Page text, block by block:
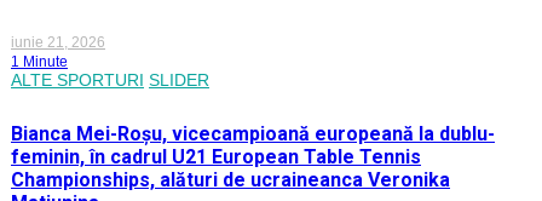
iunie 21, 2026
1 Minute
ALTE SPORTURI SLIDER
Bianca Mei-Roșu, vicecampioană europeană la dublu-
feminin, în cadrul U21 European Table Tennis
Championships, alături de ucraineanca Veronika